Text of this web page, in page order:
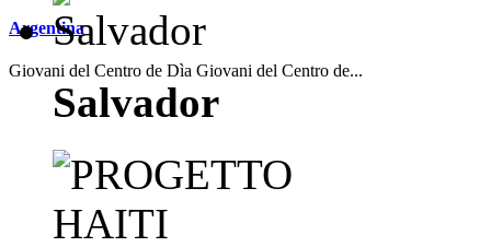
Argentina
Giovani del Centro de Dìa Giovani del Centro de...
Salvador